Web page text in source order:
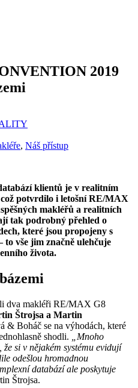
2019
, Náš přístup
klientů je v realitním
potvrdilo i letošní RE/MAX
makléřů a realitních
tak podrobný přehled o
které jsou propojeny s
vše jim značně ulehčuje
života.
dva makléři RE/MAX G8
Štrojsa a Martin
& Boháč se na výhodách, které
shodli.
„Mnoho
si v nějakém systému evidují
odešlou hromadnou
databází ale poskytuje
Štrojsa.